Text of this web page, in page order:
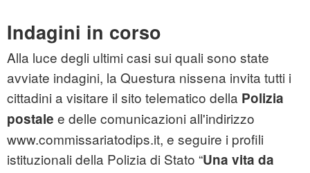
Indagini in corso
Alla luce degli ultimi casi sui quali sono state
avviate indagini, la Questura nissena invita tutti i
cittadini a visitare il sito telematico della Polizia
postale e delle comunicazioni all'indirizzo
www.commissariatodips.it, e seguire i profili
istituzionali della Polizia di Stato “Una vita da